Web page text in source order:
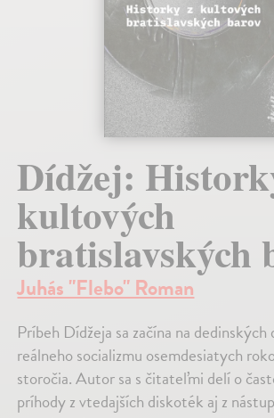
Dídžej:
kultových
bratislavských
Juhás "Flebo" Roman
Príbeh Dídžeja sa začína na
reálneho socializmu osemdesiatych
storočia. Autor sa s čitateľmi delí o
príhody z vtedajších diskoték aj z